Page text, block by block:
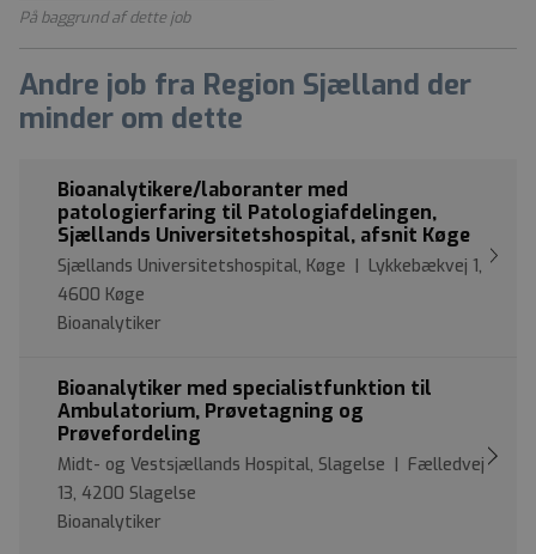
På baggrund af dette job
Andre job fra Region Sjælland der
minder om dette
Bioanalytikere/laboranter med
patologierfaring til Patologiafdelingen,
Sjællands Universitetshospital, afsnit Køge
Sjællands Universitetshospital, Køge | Lykkebækvej 1,
4600 Køge
Bioanalytiker
Bioanalytiker med specialistfunktion til
Ambulatorium, Prøvetagning og
Prøvefordeling
Midt- og Vestsjællands Hospital, Slagelse | Fælledvej
13, 4200 Slagelse
Bioanalytiker